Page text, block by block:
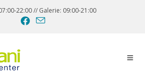
22:00 // Galerie: 09:00-21:00